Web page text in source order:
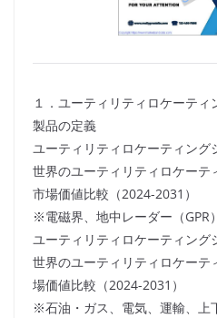
１．ユーティリティロケーテ
製品の定義
ユーティリティロケーティング
世界のユーティリティロケーテ
市場価値比較（2024-2031）
※電磁界、地中レーダー（GPR
ユーティリティロケーティング
世界のユーティリティロケーテ
場価値比較（2024-2031）
※石油・ガス、電気、運輸、上